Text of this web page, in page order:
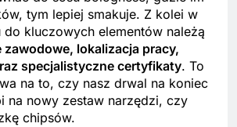
tym lepiej smakuje. Z kolei w
kluczowych elementów należą
lokalizacja pracy,
specjalistyczne certyfikaty. To
na to, czy nasz drwal na koniec
na nowy zestaw narzędzi, czy
chipsów.